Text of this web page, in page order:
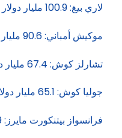
لاري بيغ: 100.9 مليار دولار
موكيش أمباني: 90.6 مليار دولار
تشارلز كوش: 67.4 مليار دولار
جوليا كوش: 65.1 مليار دولار
فرانسواز بيتنكورت مايرز: 61.9 مليار دولار